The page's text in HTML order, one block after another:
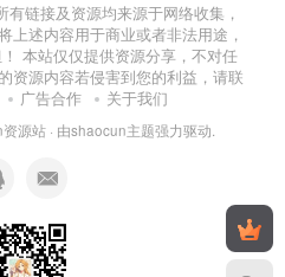
有链接及资源均来源于网络收集，
上述内容用于商业或者非法用途，
本站仅仅提供资源分享，不对任
资源内容若侵害到您的利益，请联
广告合作 关于我们
源站 · 由shaocun主题强力驱动.